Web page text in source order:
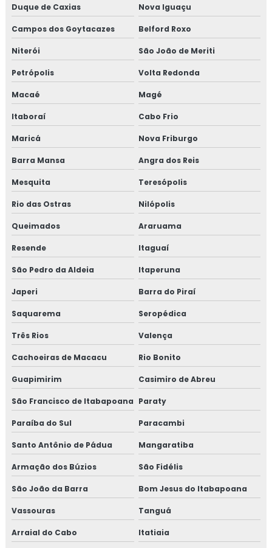
INDUSTRIAIS
MANUTENÇÃO MECÂNICA INDUSTRIAL
SERVIÇOS DE MANUTENÇÃO INDUSTRIAL
TÉCNICO DE MANUTENÇÃO INDUSTRIAL
CURSO MANUTENÇÃO INDUSTRIAL
MONTAGEM DE TUBULAÇÃO
MONTAGEM DE TUBULAÇÃO INDUSTRIAL
CUSTO DE MONTAGEM DE TUBULAÇÃO
INDUSTRIAL
EMPRESA DE MONTAGEM DE TUBULAÇÃO
INDUSTRIAL
MONTAGEM DE TUBULAÇÃO DE INOX
INDUSTRIAL
TREINAMENTO NR13 VASO DE PRESSÃO
TREINAMENTO NR13 CALDEIRA
TREINAMENTO NR13 TUBULAÇÃO
TREINAMENTO NR13 TANQUE METÁLICO
TREINAMENTO NR10
TREINAMENTO NR10 SEGURANÇA EM
INSTALAÇÕES ELÉTRICAS
TREINAMENTO NR34
TREINAMENTO NR34 ITEM TESTE DE
Duque de Caxias Nova Iguaçu
Campos dos Goytacazes Belford Roxo
Niterói São João de Meriti
Petrópolis Volta Redonda
Macaé Magé
Itaboraí Cabo Frio
Maricá Nova Friburgo
Barra Mansa Angra dos Reis
Mesquita Teresópolis
Rio das Ostras Nilópolis
Queimados Araruama
Resende Itaguaí
São Pedro da Aldeia Itaperuna
Japeri Barra do Piraí
Saquarema Seropédica
Três Rios Valença
Cachoeiras de Macacu Rio Bonito
Guapimirim Casimiro de Abreu
São Francisco de Itabapoana Paraty
Paraíba do Sul Paracambi
Santo Antônio de Pádua Mangaratiba
Armação dos Búzios São Fidélis
São João da Barra Bom Jesus do Itabapoana
Vassouras Tanguá
Arraial do Cabo Itatiaia